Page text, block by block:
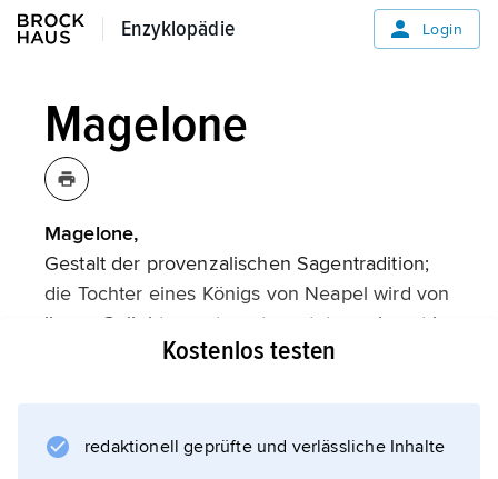
Enzyklopädie
Enzyklopädie Login
Magelone
Magelone,
Gestalt der provenzalischen Sagentradition;
die Tochter eines Königs von Neapel wird von
ihrem Geliebten getrennt, wartet unerkannt in
dessen Heimat und wird nach Jahren wieder
orientalische Urform (Nähe zu einer
Kostenlos testen
redaktionell geprüfte und verlässliche Inhalte